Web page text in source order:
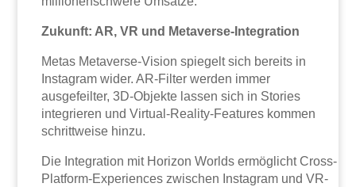
Zukunft: AR, VR und Metaverse-Integration
Metas Metaverse-Vision spiegelt sich bereits in
Instagram wider. AR-Filter werden immer
ausgefeilter, 3D-Objekte lassen sich in Stories
integrieren und Virtual-Reality-Features kommen
schrittweise hinzu.
Die Integration mit Horizon Worlds ermöglicht Cross-
Platform-Experiences zwischen Instagram und VR-